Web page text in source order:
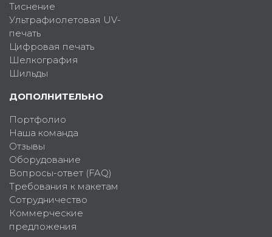
Тиснение
Ультрафиолетовая UV-
печать
Цифровая печать
Шелкография
Шильды
ДОПОЛНИТЕЛЬНО
Портфолио
Наша команда
Отзывы
Оборудование
Вопросы-ответ (FAQ)
Требования к макетам
Сотрудничество
Коммерческие
предложения